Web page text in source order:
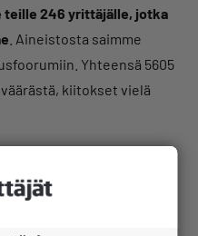
246 yrittäjälle, jotka
. Aineistosta saimme
Yhteensä 5605
kiitokset vielä
vielä marraskuun